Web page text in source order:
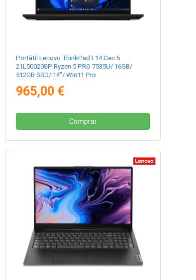
Portátil Lenovo ThinkPad L14 Gen 5
21L50020SP Ryzen 5 PRO 7535U/ 16GB/
512GB SSD/ 14"/ Win11 Pro
965,00 €
Comprar